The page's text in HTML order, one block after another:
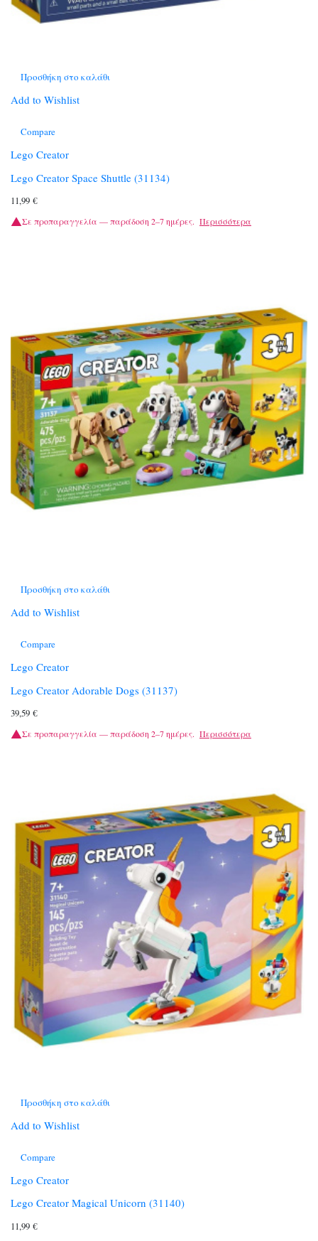
Προσθήκη στο καλάθι
Add to Wishlist
Compare
Lego Creator
Lego Creator Space Shuttle (31134)
11,99 €
Σε προπαραγγελία — παράδοση 2–7 ημέρες. Περισσότερα
Προσθήκη στο καλάθι
Add to Wishlist
Compare
Lego Creator
Lego Creator Adorable Dogs (31137)
39,59 €
Σε προπαραγγελία — παράδοση 2–7 ημέρες. Περισσότερα
Προσθήκη στο καλάθι
Add to Wishlist
Compare
Lego Creator
Lego Creator Magical Unicorn (31140)
11,99 €